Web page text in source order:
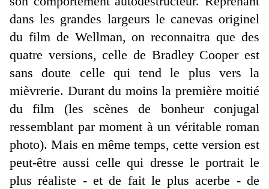
dans les grandes largeurs le canevas originel
du film de Wellman, on reconnaitra que des
quatre versions, celle de Bradley Cooper est
sans doute celle qui tend le plus vers la
mièvrerie. Durant du moins la première moitié
du film (les scènes de bonheur conjugal
ressemblant par moment à un véritable roman
photo). Mais en même temps, cette version est
peut-être aussi celle qui dresse le portrait le
plus réaliste - et de fait le plus acerbe - de